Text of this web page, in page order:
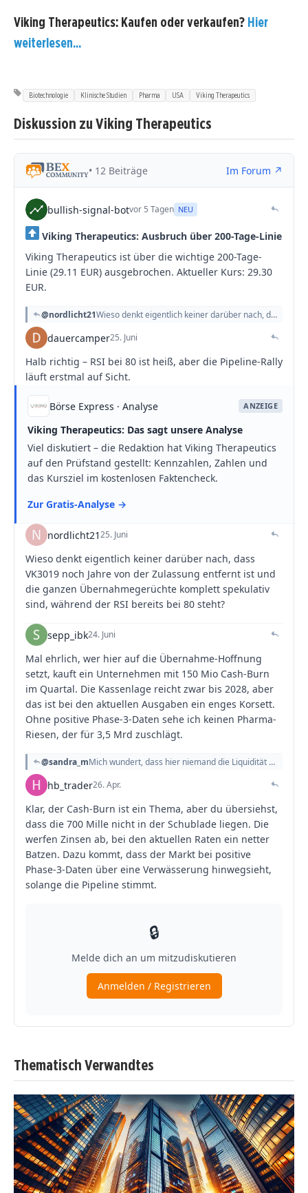
Viking Therapeutics: Kaufen oder verkaufen? Hier
weiterlesen...
Biotechnologie Klinische Studien Pharma USA Viking Therapeutics
Diskussion zu Viking Therapeutics
Thematisch Verwandtes